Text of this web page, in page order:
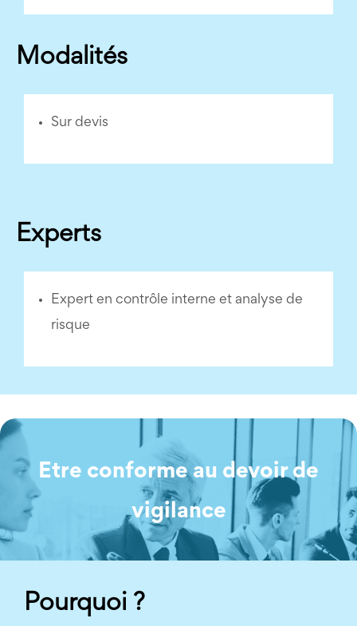
Modalités
Sur devis
Experts
Expert en contrôle interne et analyse de
risque
Etre conforme au devoir de
vigilance
Pourquoi ?